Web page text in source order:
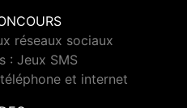
réseaux sociaux
: Jeux SMS
et internet